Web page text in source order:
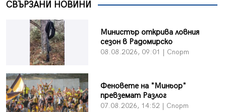
СВЪРЗАНИ НОВИНИ
Министър открива ловния
сезон в Радомирско
08.08.2026, 09:01 | Спорт
Феновете на "Миньор"
превземат Разлог
07.08.2026, 14:52 | Спорт